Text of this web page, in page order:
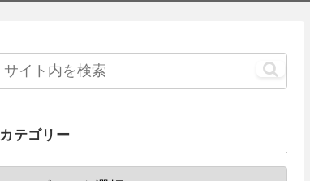
カテゴリー